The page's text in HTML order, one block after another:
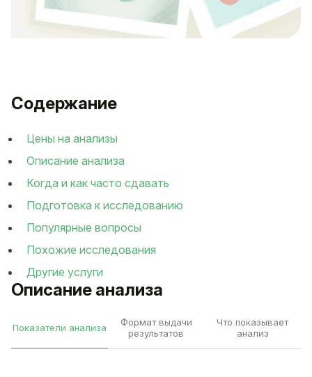
Описание анализа
Показатели анализа
Формат выдачи
результатов
Что показывает
анализ
Содержание
Цены на анализы
Описание анализа
Когда и как часто сдавать
Подготовка к исследованию
Популярные вопросы
Похожие исследования
Другие услуги